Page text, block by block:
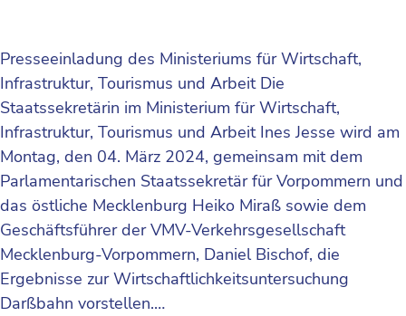
Presseeinladung des Ministeriums für Wirtschaft,
Infrastruktur, Tourismus und Arbeit Die
Staatssekretärin im Ministerium für Wirtschaft,
Infrastruktur, Tourismus und Arbeit Ines Jesse wird am
Montag, den 04. März 2024, gemeinsam mit dem
Parlamentarischen Staatssekretär für Vorpommern und
das östliche Mecklenburg Heiko Miraß sowie dem
Geschäftsführer der VMV-Verkehrsgesellschaft
Mecklenburg-Vorpommern, Daniel Bischof, die
Ergebnisse zur Wirtschaftlichkeitsuntersuchung
Darßbahn vorstellen.…